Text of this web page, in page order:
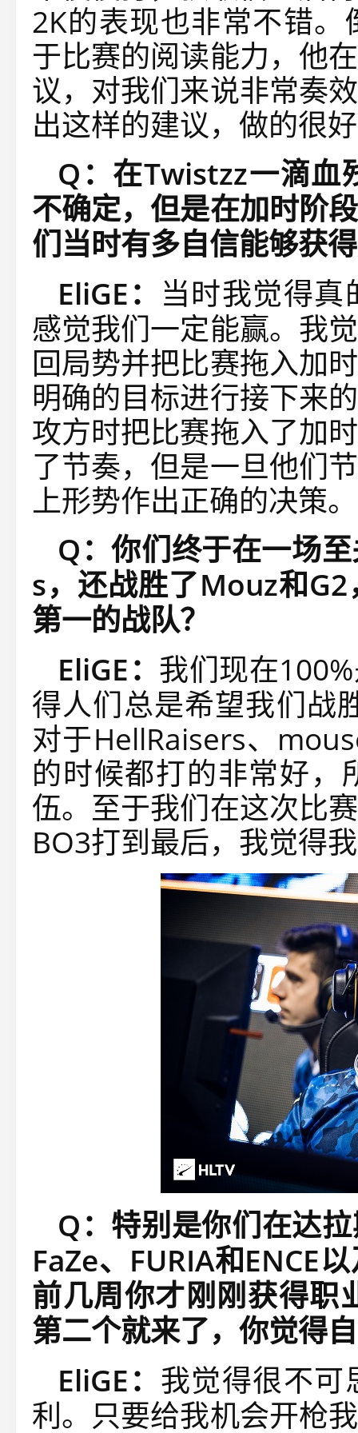
2K的表现也非常不错
于比赛的阅读能力，他
议，对我们来说非常奏
出这样的建议，做的很
Q：在Twistzz一滴血
不确定，但是在加时阶
们当时有多自信能够获
EliGE： 当时我觉得
感觉我们一定能赢。我
回局势并把比赛拖入加
明确的目标进行接下来
攻方时把比赛拖入了加
了节奏，但是一旦他们
上形势作出正确的决策。
Q：你们终于在一场
s，还战胜了Mouz和
第一的战队？
EliGE： 我们现在
得人们总是希望我们战
对于HellRaisers、
的时候都打的非常好，
伍。至于我们在这次比
BO3打到最后，我觉得
Q：特别是你们在达
FaZe、FURIA和ENCE
前几周你才刚刚获得职
第二个就来了，你觉得
EliGE： 我觉得很不可
利。只要给我机会开枪